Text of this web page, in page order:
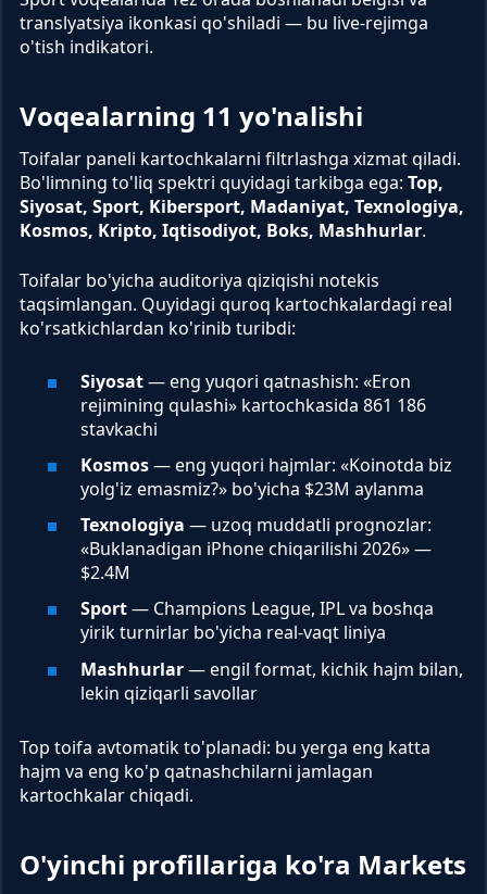
translyatsiya ikonkasi qo'shiladi — bu live-rejimga
o'tish indikatori.
Voqealarning 11 yo'nalishi
Toifalar paneli kartochkalarni filtrlashga xizmat qiladi.
Bo'limning to'liq spektri quyidagi tarkibga ega: Top,
Siyosat, Sport, Kibersport, Madaniyat, Texnologiya,
Kosmos, Kripto, Iqtisodiyot, Boks, Mashhurlar.
Toifalar bo'yicha auditoriya qiziqishi notekis
taqsimlangan. Quyidagi quroq kartochkalardagi real
ko'rsatkichlardan ko'rinib turibdi:
Siyosat— eng yuqori qatnashish: «Eron
rejimining qulashi» kartochkasida 861 186
stavkachi
Kosmos— eng yuqori hajmlar: «Koinotda biz
yolg'iz emasmiz?» bo'yicha $23M aylanma
Texnologiya — uzoq muddatli prognozlar:
«Buklanadigan iPhone chiqarilishi 2026» —
$2.4M
Sport— Champions League, IPL va boshqa
yirik turnirlar bo'yicha real-vaqt liniya
Mashhurlar— engil format, kichik hajm bilan,
lekin qiziqarli savollar
Top toifa avtomatik to'planadi: bu yerga eng katta
hajm va eng ko'p qatnashchilarni jamlagan
kartochkalar chiqadi.
O'yinchi profillariga ko'ra Markets